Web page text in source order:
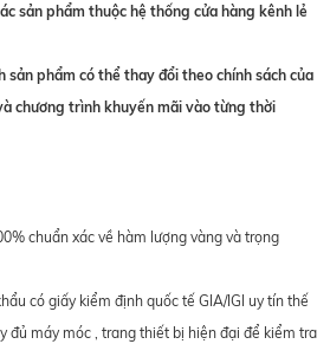
sản phẩm thuộc hệ thống cửa hàng kênh lẻ
có thể thay đổi theo chính sách của
chương trình khuyến mãi vào từng thời
chuẩn xác về hàm lượng vàng và trọng
có giấy kiểm định quốc tế GIA/IGI uy tín thế
đủ máy móc , trang thiết bị hiện đại để kiểm tra